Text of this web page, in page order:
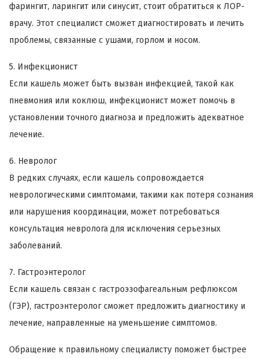
фарингит, ларингит или синусит, стоит обратиться к ЛОР-
врачу. Этот специалист сможет диагностировать и лечить
проблемы, связанные с ушами, горлом и носом.
5. Инфекционист
Если кашель может быть вызван инфекцией, такой как
пневмония или коклюш, инфекционист может помочь в
установлении точного диагноза и предложить адекватное
лечение.
6. Невролог
В редких случаях, если кашель сопровождается
неврологическими симптомами, такими как потеря сознания
или нарушения координации, может потребоваться
консультация невролога для исключения серьезных
заболеваний.
7. Гастроэнтеролог
Если кашель связан с гастроэзофагеальным рефлюксом
(ГЭР), гастроэнтеролог сможет предложить диагностику и
лечение, направленные на уменьшение симптомов.
Обращение к правильному специалисту поможет быстрее